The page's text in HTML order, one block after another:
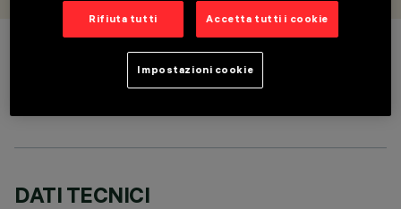
DATI TECNICI
Rifiuta tutti Accetta tutti i cookie
Impostazioni cookie